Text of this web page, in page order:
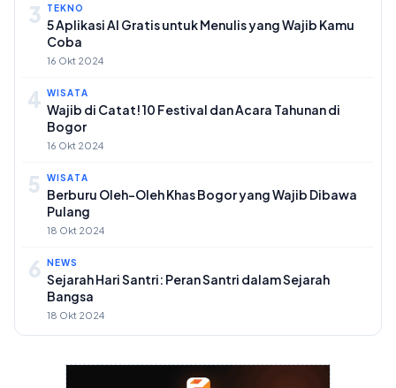
3 TEKNO
5 Aplikasi AI Gratis untuk Menulis yang Wajib Kamu
Coba
16 Okt 2024
4 WISATA
Wajib di Catat! 10 Festival dan Acara Tahunan di
Bogor
16 Okt 2024
5 WISATA
Berburu Oleh-Oleh Khas Bogor yang Wajib Dibawa
Pulang
18 Okt 2024
6 NEWS
Sejarah Hari Santri: Peran Santri dalam Sejarah
Bangsa
18 Okt 2024